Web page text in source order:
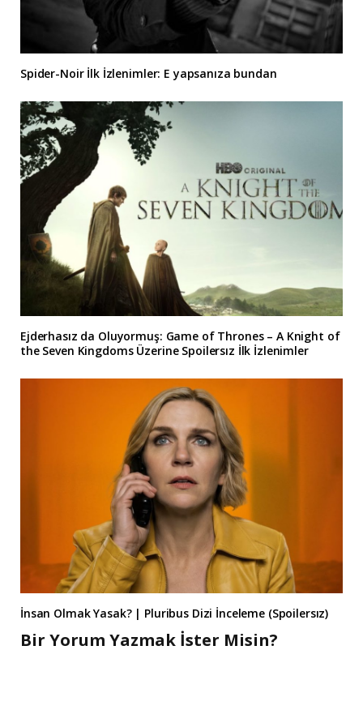
Spider-Noir İlk İzlenimler: E yapsanıza bundan
Ejderhasız da Oluyormuş: Game of Thrones – A Knight of
the Seven Kingdoms Üzerine Spoilersız İlk İzlenimler
İnsan Olmak Yasak? | Pluribus Dizi İnceleme (Spoilersız)
Bir Yorum Yazmak İster Misin?